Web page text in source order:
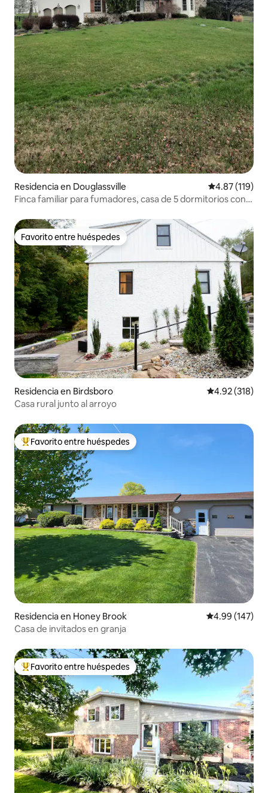
Residencia en Douglassville Calificación
4.87 (119)
Finca familiar para fumadores, casa de 5 dormitorios con
Favorito entre huéspedes
Favorito entre huéspedes
Residencia en Birdsboro Calificación
4.92 (318)
Casa rural junto al arroyo
De los mejores en Favorito entre huéspedes
Favorito entre huéspedes
Residencia en Honey Brook Calificación
4.99 (147)
Casa de invitados en granja
De los mejores en Favorito entre huéspedes
Favorito entre huéspedes